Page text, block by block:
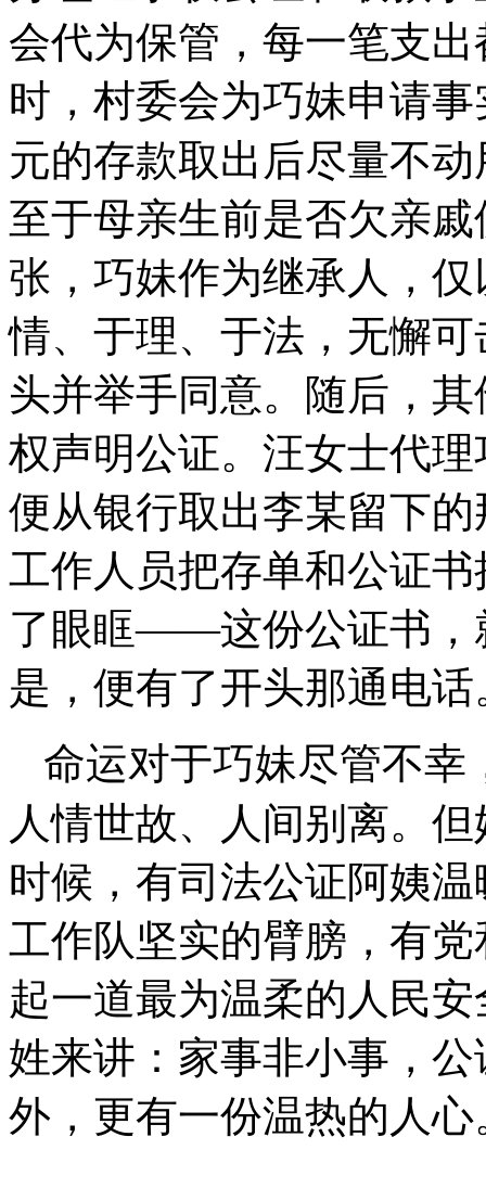
会代为保管，每一笔支
时，村委会为巧妹申请
元的存款取出后尽量不
至于母亲生前是否欠亲
张，巧妹作为继承人，
情、于理、于法，无懈
头并举手同意。随后，
权声明公证。汪女士代
便从银行取出李某留下
工作人员把存单和公证
了眼眶——这份公证书，
是，便有了开头那通电话
命运对于巧妹尽管不幸
人情世故、人间别离。
时候，有司法公证阿姨
工作队坚实的臂膀，有
起一道最为温柔的人民
姓来讲：家事非小事，
外，更有一份温热的人